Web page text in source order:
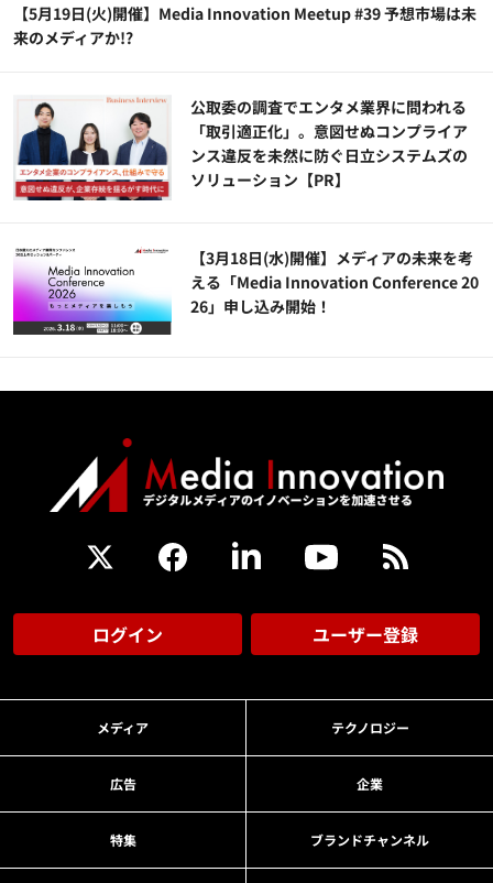
【5月19日(火)開催】Media Innovation Meetup #39 予想市場は未
来のメディアか!?
公​​取委の調査でエンタメ業界に問われる
「取引適正化」。意図せぬコンプライア
ンス違反を未然に防ぐ日立システムズの
ソリューション​【PR】
【3月18日(水)開催】メディアの未来を考
える「Media Innovation Conference 20
26」申し込み開始！
ログイン ユーザー登録
メディア テクノロジー
広告 企業
特集 ブランドチャンネル